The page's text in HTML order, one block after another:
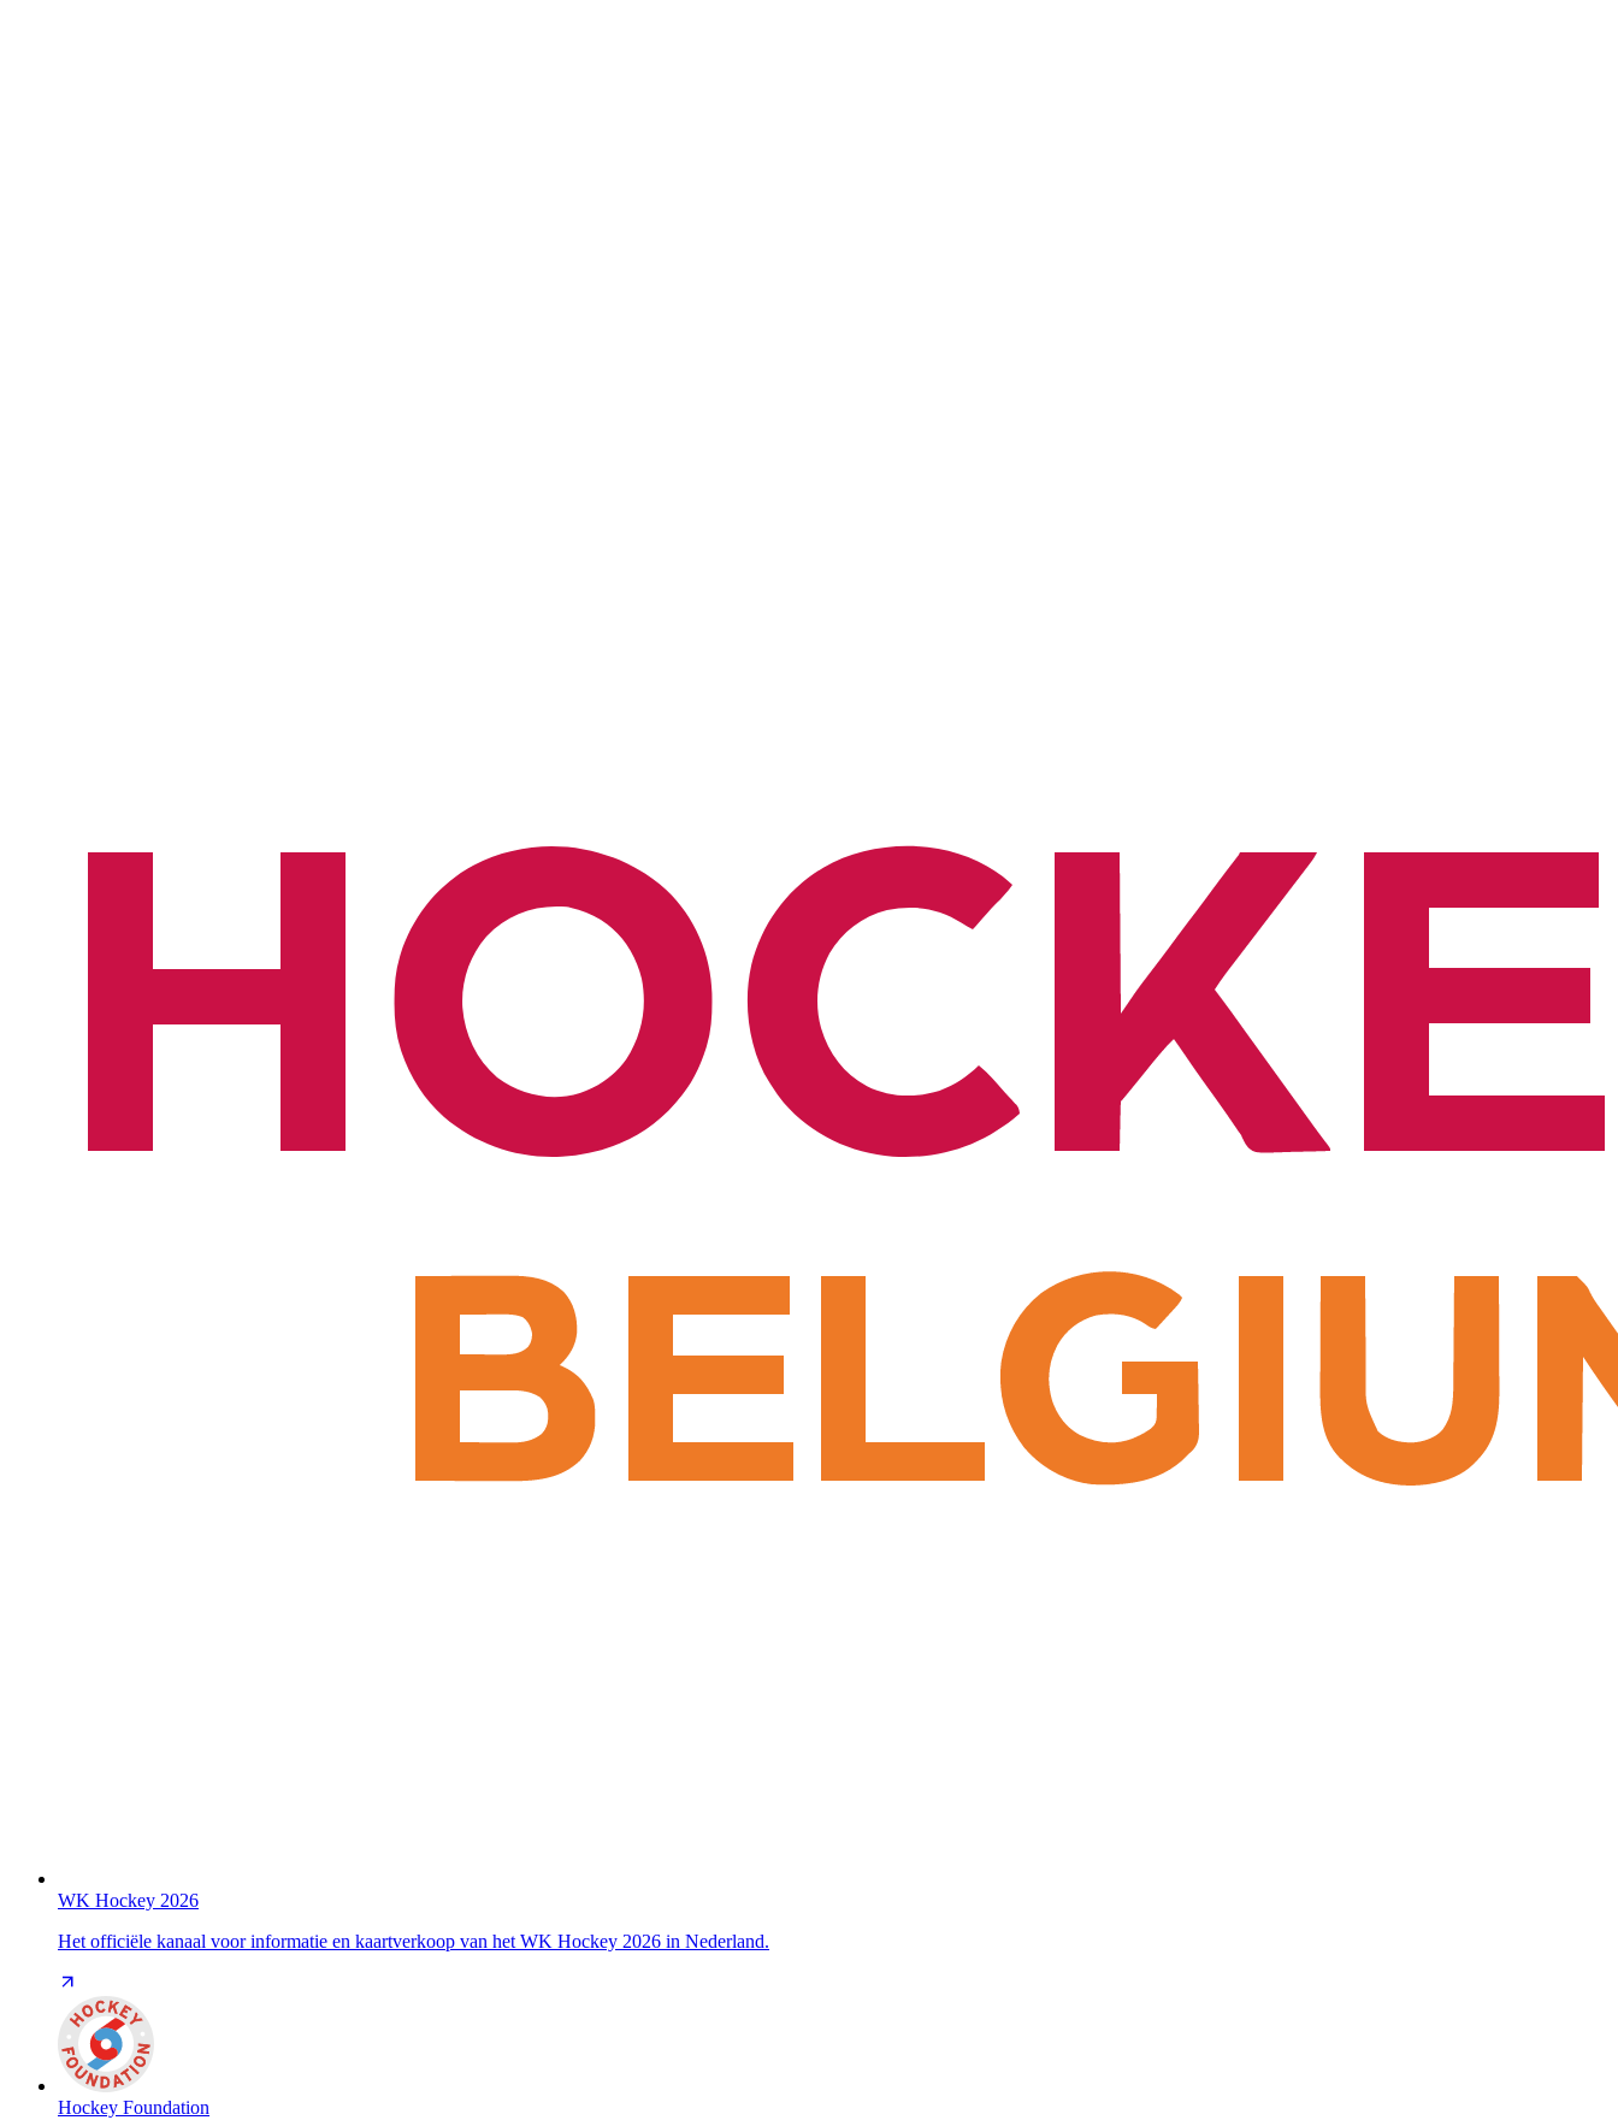
WK Hockey 2026
Het officiële kanaal voor informatie en kaartverkoop van het WK Hockey 2026 in Nederland.
Hockey Foundation